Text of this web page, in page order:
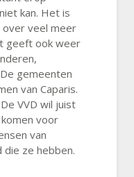
kan. Het is
veel meer
geeft ook weer
gemeenten
van Caparis.
VVD wil juist
voor
van
die ze hebben.